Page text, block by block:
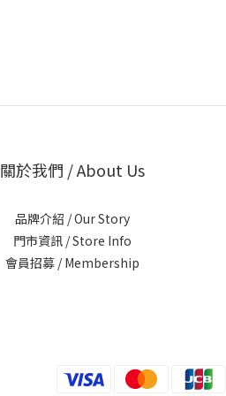
關於我們 / About Us
品牌介紹 / Our Story
門市資訊 / Store Info
會員招募 / Membership